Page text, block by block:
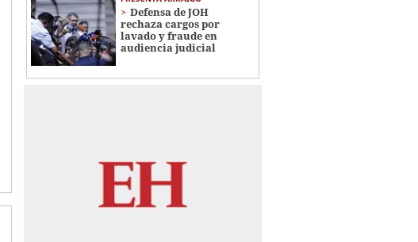
Defensa de JOH
rechaza cargos por
lavado y fraude en
audiencia judicial